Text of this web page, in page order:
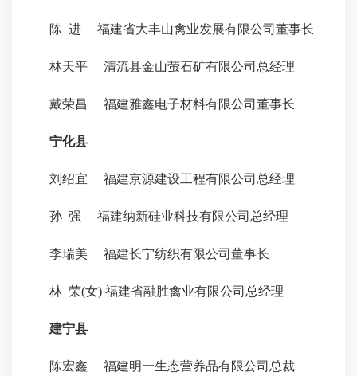
陈 进 福建省大丰山禽业发展有限公司董事长
林天平 清流县金山萤石矿有限公司总经理
戴荣昌 福建雅鑫电子材料有限公司董事长
宁化县
刘绍宜 福建京源建设工程有限公司总经理
孙 强 福建纳新硅业科技有限公司总经理
李瑞美 福建长宁纺织有限公司董事长
林 荣(女) 福建省融胜禽业有限公司总经理
建宁县
陈宏鑫 福建明一生态营养品有限公司总裁